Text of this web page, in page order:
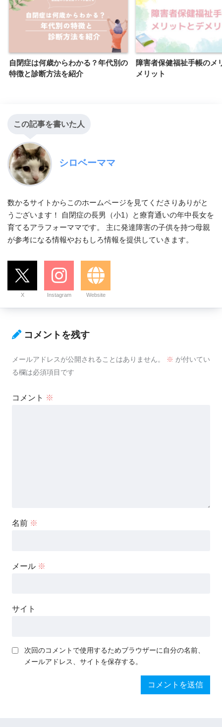
自閉症は何歳からわかる？年代別の
特徴と診断方法を紹介
障害者保健福祉手帳のメ
メリット
この記事を書いた人
シロベーママ
数かるサイトからこのホームページを見てくださりありがと
うございます！ 自閉症の長男（小1）と療育通いの年中長女を
育てるアラフォーママです。 主に発達障害の子供を持つ母親
が参考になる情報やおもしろ情報を提供していきます。
X Instagram Website
コメントを残す
メールアドレスが公開されることはありません。 ※ が付いてい
る欄は必須項目です
コメント ※
名前 ※
メール ※
サイト
次回のコメントで使用するためブラウザーに自分の名前、
メールアドレス、サイトを保存する。